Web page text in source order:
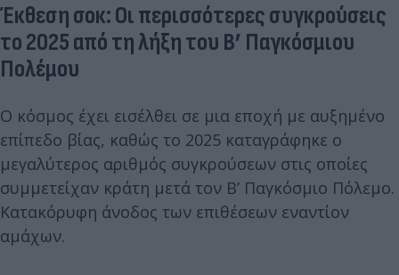
Έκθεση σοκ: Οι περισσότερες συγκρούσεις
το 2025 από τη λήξη του Β’ Παγκόσμιου
Πολέμου
Ο κόσμος έχει εισέλθει σε μια εποχή με αυξημένο
επίπεδο βίας, καθώς το 2025 καταγράφηκε ο
μεγαλύτερος αριθμός συγκρούσεων στις οποίες
συμμετείχαν κράτη μετά τον Β’ Παγκόσμιο Πόλεμο.
Κατακόρυφη άνοδος των επιθέσεων εναντίον
αμάχων.